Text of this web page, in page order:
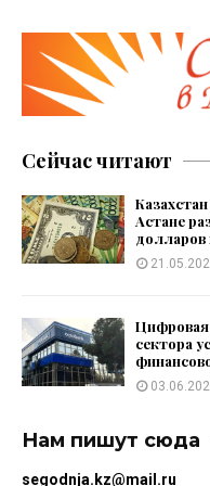
Сейчас читают
Астане
долларов
Цифровая
сектора
Нам пишут сюда
segodnja.kz@mail.ru